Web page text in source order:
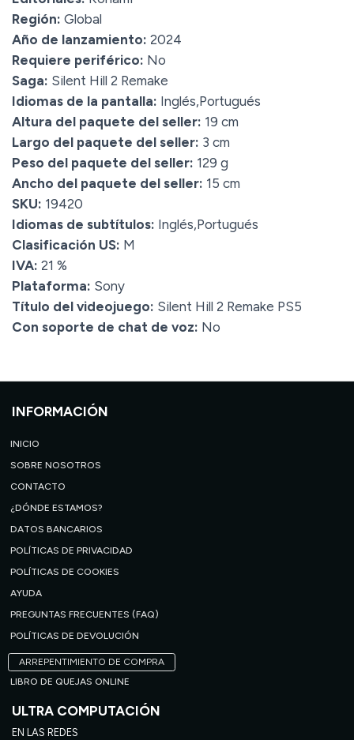
Región: Global
Año de lanzamiento: 2024
Requiere periférico: No
Saga: Silent Hill 2 Remake
Idiomas de la pantalla: Inglés,Portugués
Altura del paquete del seller: 19 cm
Largo del paquete del seller: 3 cm
Peso del paquete del seller: 129 g
Ancho del paquete del seller: 15 cm
SKU: 19420
Idiomas de subtítulos: Inglés,Portugués
Clasificación US: M
IVA: 21 %
Plataforma: Sony
Título del videojuego: Silent Hill 2 Remake PS5
Con soporte de chat de voz: No
INFORMACIÓN
INICIO
SOBRE NOSOTROS
CONTACTO
¿DÓNDE ESTAMOS?
DATOS BANCARIOS
POLÍTICAS DE PRIVACIDAD
POLÍTICAS DE COOKIES
AYUDA
PREGUNTAS FRECUENTES (FAQ)
POLÍTICAS DE DEVOLUCIÓN
ARREPENTIMIENTO DE COMPRA
LIBRO DE QUEJAS ONLINE
ULTRA COMPUTACIÓN
EN LAS REDES